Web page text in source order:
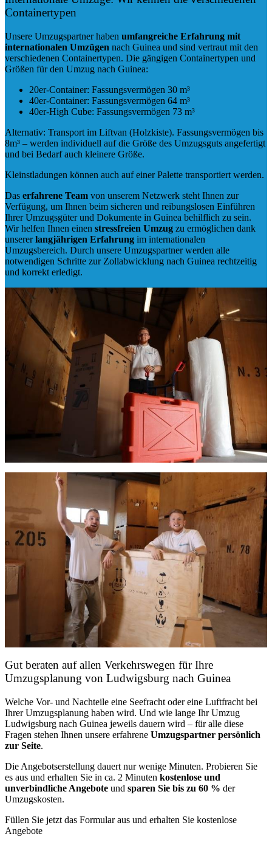
Containertypen
Unsere Umzugspartner haben umfangreiche Erfahrung mit
internationalen Umzügen nach Guinea und sind vertraut mit den
verschiedenen Containertypen. Die gängigen Containertypen und
Größen für den Umzug nach Guinea:
20er-Container: Fassungsvermögen 30 m³
40er-Container: Fassungsvermögen 64 m³
40er-High Cube: Fassungsvermögen 73 m³
Alternativ: Transport im Liftvan (Holzkiste). Fassungsvermögen bis
8m³ – werden individuell auf die Größe des Umzugsguts angefertigt
und bei Bedarf auch kleinere Größe.
Kleinstladungen können auch auf einer Palette transportiert werden.
Das erfahrene Team von unserem Netzwerk steht Ihnen zur
Verfügung, um Ihnen beim sicheren und reibungslosen Einführen
Ihrer Umzugsgüter und Dokumente in Guinea behilflich zu sein.
Wir helfen Ihnen einen stressfreien Umzug zu ermöglichen dank
unsererlangjährigen Erfahrung im internationalen
Umzugsbereich. Durch unsere Umzugspartner werden alle
notwendigen Schritte zur Zollabwicklung nach Guinea rechtzeitig
und korrekt erledigt.
Gut beraten auf allen Verkehrswegen für Ihre
Umzugsplanung von Ludwigsburg nach Guinea
Welche Vor- und Nachteile eine Seefracht oder eine Luftfracht bei
Ihrer Umzugsplanung haben wird. Und wie lange Ihr Umzug
Ludwigsburg nach Guinea jeweils dauern wird – für alle diese
Fragen stehen Ihnen unsere erfahrene Umzugspartner persönlich
zur Seite.
Die Angebotserstellung dauert nur wenige Minuten. Probieren Sie
es aus und erhalten Sie in ca. 2 Minuten kostenlose und
unverbindliche Angebote und sparen Sie bis zu 60 % der
Umzugskosten.
Füllen Sie jetzt das Formular aus und erhalten Sie kostenlose
Angebote